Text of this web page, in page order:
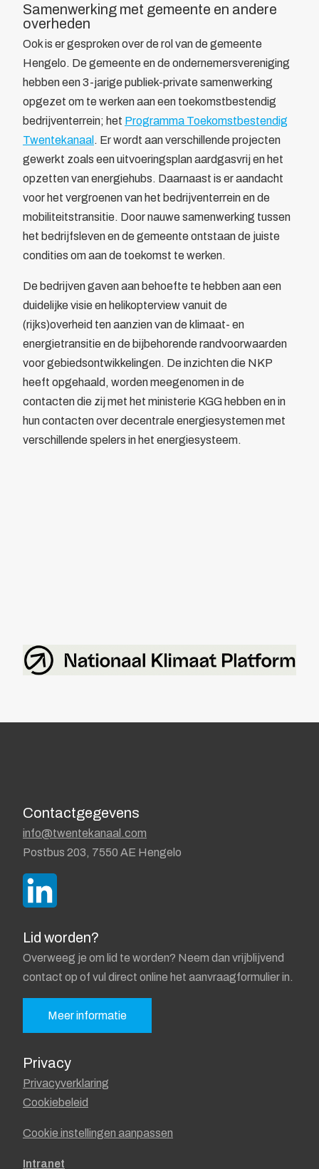
Samenwerking met gemeente en andere
overheden
Ook is er gesproken over de rol van de gemeente
Hengelo. De gemeente en de ondernemersvereniging
hebben een 3-jarige publiek-private samenwerking
opgezet om te werken aan een toekomstbestendig
bedrijventerrein; het Programma Toekomstbestendig
Twentekanaal . Er wordt aan verschillende projecten
gewerkt zoals een uitvoeringsplan aardgasvrij en het
opzetten van energiehubs. Daarnaast is er aandacht
voor het vergroenen van het bedrijventerrein en de
mobiliteitstransitie. Door nauwe samenwerking tussen
het bedrijfsleven en de gemeente ontstaan de juiste
condities om aan de toekomst te werken.
De bedrijven gaven aan behoefte te hebben aan een
duidelijke visie en helikopterview vanuit de
(rijks)overheid ten aanzien van de klimaat- en
energietransitie en de bijbehorende randvoorwaarden
voor gebiedsontwikkelingen. De inzichten die NKP
heeft opgehaald, worden meegenomen in de
contacten die zij met het ministerie KGG hebben en in
hun contacten over decentrale energiesystemen met
verschillende spelers in het energiesysteem.
Contactgegevens
info@twentekanaal.com
Postbus 203, 7550 AE Hengelo
Lid worden?
Overweeg je om lid te worden? Neem dan vrijblijvend
contact op of vul direct online het aanvraagformulier in.
Meer informatie
Privacy
Privacyverklaring
Cookiebeleid
Cookie instellingen aanpassen
Intranet